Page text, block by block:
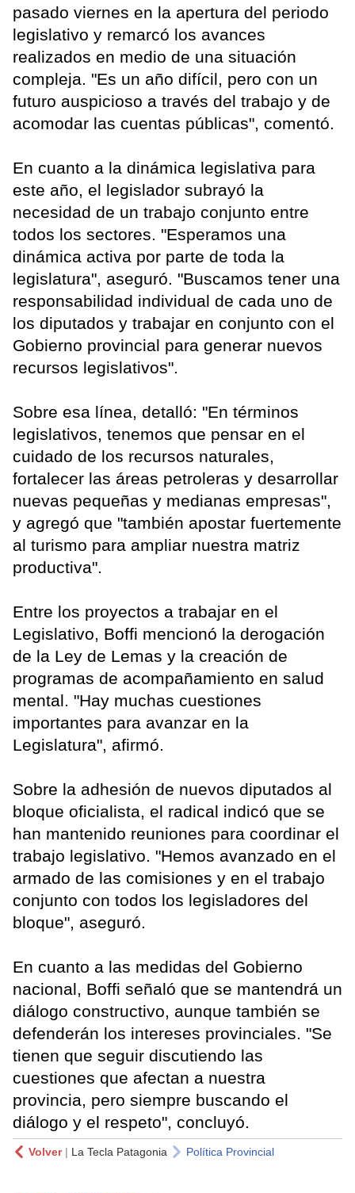
pasado viernes en la apertura del periodo
legislativo y remarcó los avances
realizados en medio de una situación
compleja. "Es un año difícil, pero con un
futuro auspicioso a través del trabajo y de
acomodar las cuentas públicas", comentó.
En cuanto a la dinámica legislativa para
este año, el legislador subrayó la
necesidad de un trabajo conjunto entre
todos los sectores. "Esperamos una
dinámica activa por parte de toda la
legislatura", aseguró. "Buscamos tener una
responsabilidad individual de cada uno de
los diputados y trabajar en conjunto con el
Gobierno provincial para generar nuevos
recursos legislativos".
Sobre esa línea, detalló: "En términos
legislativos, tenemos que pensar en el
cuidado de los recursos naturales,
fortalecer las áreas petroleras y desarrollar
nuevas pequeñas y medianas empresas",
y agregó que "también apostar fuertemente
al turismo para ampliar nuestra matriz
productiva".
Entre los proyectos a trabajar en el
Legislativo, Boffi mencionó la derogación
de la Ley de Lemas y la creación de
programas de acompañamiento en salud
mental. "Hay muchas cuestiones
importantes para avanzar en la
Legislatura", afirmó.
Sobre la adhesión de nuevos diputados al
bloque oficialista, el radical indicó que se
han mantenido reuniones para coordinar el
trabajo legislativo. "Hemos avanzado en el
armado de las comisiones y en el trabajo
conjunto con todos los legisladores del
bloque", aseguró.
En cuanto a las medidas del Gobierno
nacional, Boffi señaló que se mantendrá un
diálogo constructivo, aunque también se
defenderán los intereses provinciales. "Se
tienen que seguir discutiendo las
cuestiones que afectan a nuestra
provincia, pero siempre buscando el
diálogo y el respeto", concluyó.
Volver| La Tecla Patagonia Política Provincial